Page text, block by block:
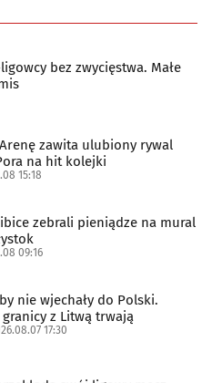
bez zwycięstwa. Małe
zawita ulubiony rywal
na hit kolejki
15:18
zebrali pieniądze na mural
09:16
nie wjechały do Polski.
z Litwą trwają
17:30